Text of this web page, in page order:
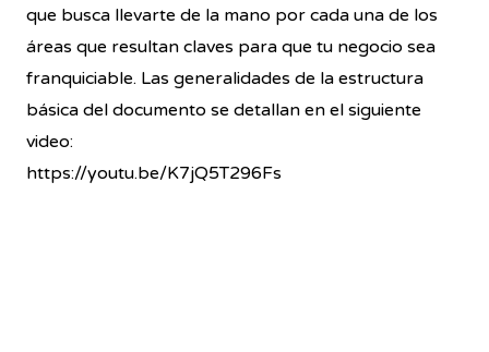
que busca llevarte de la mano por cada una de los
áreas que resultan claves para que tu negocio sea
franquiciable. Las generalidades de la estructura
básica del documento se detallan en el siguiente
video:
https://youtu.be/K7jQ5T296Fs